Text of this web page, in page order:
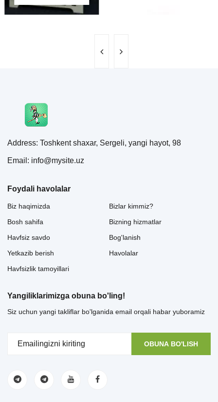
Address: Toshkent shaxar, Sergeli, yangi hayot, 98
Email: info@mysite.uz
Foydali havolalar
Biz haqimizda
Bosh sahifa
Havfsiz savdo
Yetkazib berish
Havfsizlik tamoyillari
Bizlar kimmiz?
Bizning hizmatlar
Bog'lanish
Havolalar
Yangiliklarimizga obuna bo'ling!
Siz uchun yangi takliflar bo'lganida email orqali habar yuboramiz
OBUNA BO'LISH